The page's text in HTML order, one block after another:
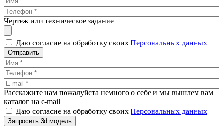
Чертеж или техническое задание
Даю согласие на обработку своих Персональных данных
Отправить
Расскажите нам пожалуйста немного о себе и мы вышлем вам
каталог на e-mail
Даю согласие на обработку своих Персональных данных
Запросить 3d модель